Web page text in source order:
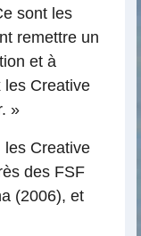
sont les
remettre un
et à
les Creative
»
les Creative
des FSF
(2006), et